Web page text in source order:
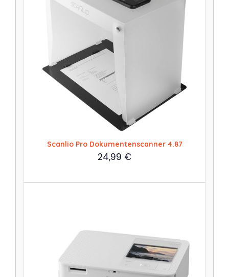
Scanlio Pro Dokumentenscanner 4.87
24,99 €